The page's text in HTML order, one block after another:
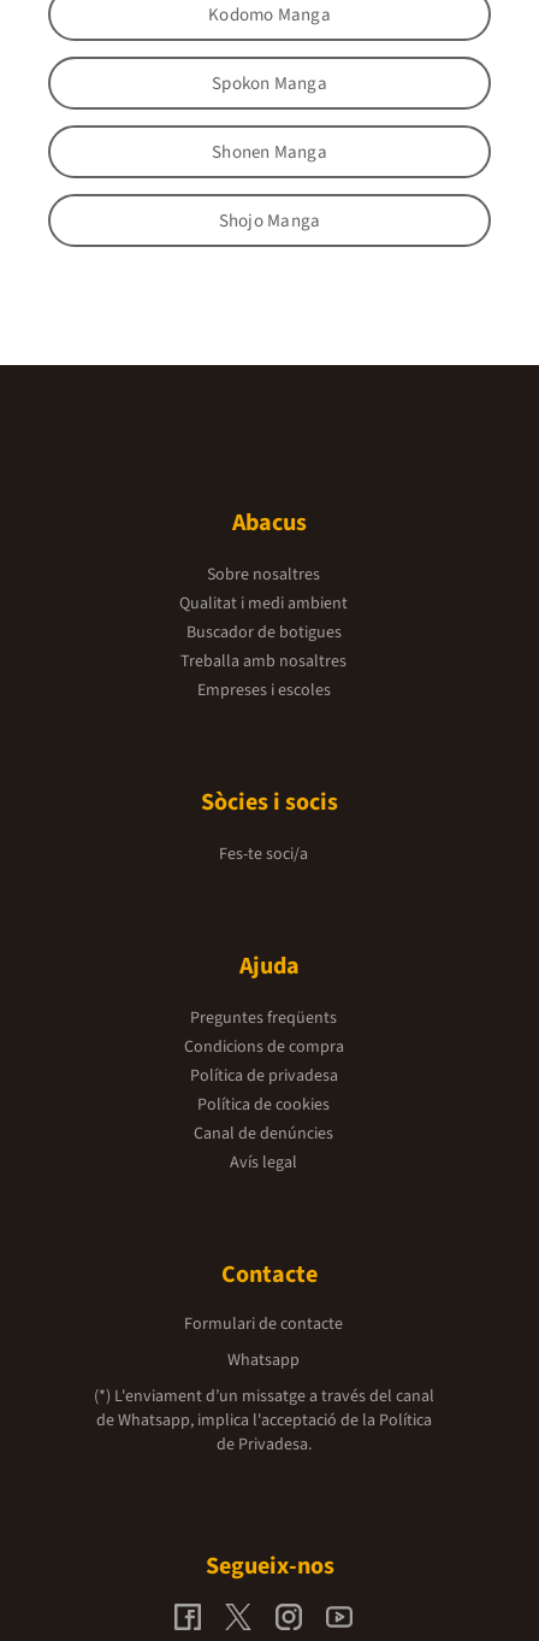
Kodomo Manga
Spokon Manga
Shonen Manga
Shojo Manga
Abacus
Sobre nosaltres
Qualitat i medi ambient
Buscador de botigues
Treballa amb nosaltres
Empreses i escoles
Sòcies i socis
Fes-te soci/a
Ajuda
Preguntes freqüents
Condicions de compra
Política de privadesa
Política de cookies
Canal de denúncies
Avís legal
Contacte
Formulari de contacte
Whatsapp
(*) L'enviament d’un missatge a través del canal
de Whatsapp, implica l'acceptació de la Política
de Privadesa.
Segueix-nos